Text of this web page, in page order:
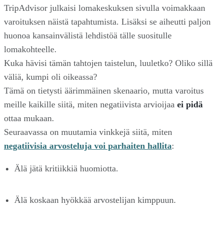
TripAdvisor julkaisi lomakeskuksen sivulla voimakkaan
varoituksen näistä tapahtumista. Lisäksi se aiheutti paljon
huonoa kansainvälistä lehdistöä tälle suositulle
lomakohteelle.
Kuka hävisi tämän tahtojen taistelun, luuletko? Oliko sillä
väliä, kumpi oli oikeassa?
Tämä on tietysti äärimmäinen skenaario, mutta varoitus
meille kaikille siitä, miten negatiivista arvioijaa ei pidä
ottaa mukaan.
Seuraavassa on muutamia vinkkejä siitä, miten
negatiivisia arvosteluja voi parhaiten hallita:
Älä jätä kritiikkiä huomiotta.
Älä koskaan hyökkää arvostelijan kimppuun.